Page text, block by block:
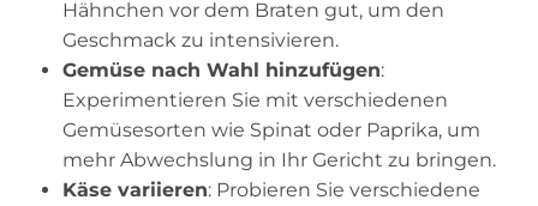
Hähnchen vor dem Braten gut, um den
Geschmack zu intensivieren.
Gemüse nach Wahl hinzufügen:
Experimentieren Sie mit verschiedenen
Gemüsesorten wie Spinat oder Paprika, um
mehr Abwechslung in Ihr Gericht zu bringen.
Käse variieren: Probieren Sie verschiedene